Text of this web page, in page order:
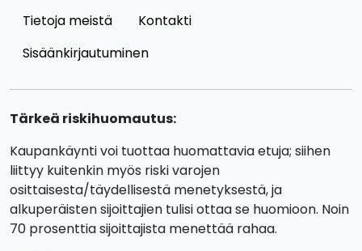
Tietoja meistä
Kontakti
Sisäänkirjautuminen
Tärkeä riskihuomautus:
Kaupankäynti voi tuottaa huomattavia etuja; siihen
liittyy kuitenkin myös riski varojen
osittaisesta/täydellisestä menetyksestä, ja
alkuperäisten sijoittajien tulisi ottaa se huomioon. Noin
70 prosenttia sijoittajista menettää rahaa.